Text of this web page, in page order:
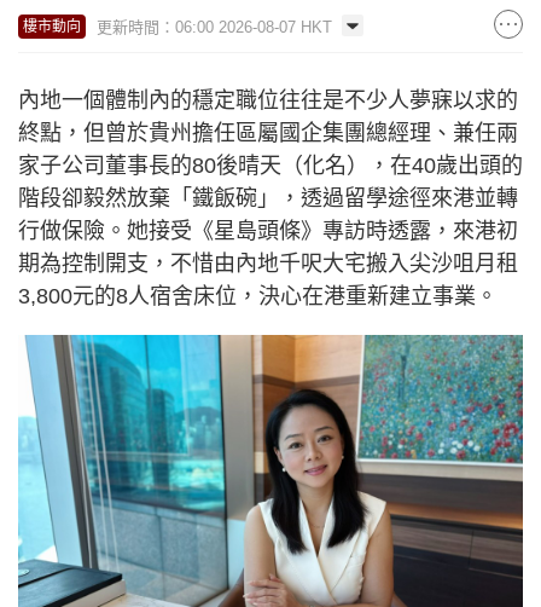
樓市動向 更新時間：06:00 2026-08-07 HKT
內地一個體制內的穩定職位往往是不少人夢寐以求的
終點，但曾於貴州擔任區屬國企集團總經理、兼任兩
家子公司董事長的80後晴天（化名），在40歲出頭的
階段卻毅然放棄「鐵飯碗」，透過留學途徑來港並轉
行做保險。她接受《星島頭條》專訪時透露，來港初
期為控制開支，不惜由內地千呎大宅搬入尖沙咀月租
3,800元的8人宿舍床位，決心在港重新建立事業。